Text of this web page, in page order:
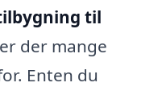
til
der mange
Enten du